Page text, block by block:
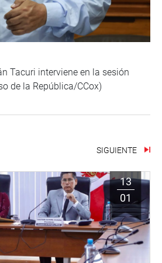
Tacuri interviene en la sesión
de la República/CCox)
SIGUIENTE
13
01